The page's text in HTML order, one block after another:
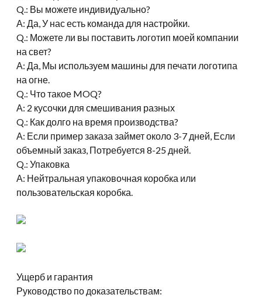
Q.: Вы можете индивидуально?
А: Да, У нас есть команда для настройки.
Q.: Можете ли вы поставить логотип моей компании
на свет?
А: Да, Мы используем машины для печати логотипа
на огне.
Q.: Что такое MOQ?
А: 2 кусочки для смешивания разных
Q.: Как долго на время производства?
А: Если пример заказа займет около 3-7 дней, Если
объемный заказ, Потребуется 8-25 дней.
Q.: Упаковка
А: Нейтральная упаковочная коробка или
пользовательская коробка.
Ущерб и гарантия
Руководство по доказательствам: